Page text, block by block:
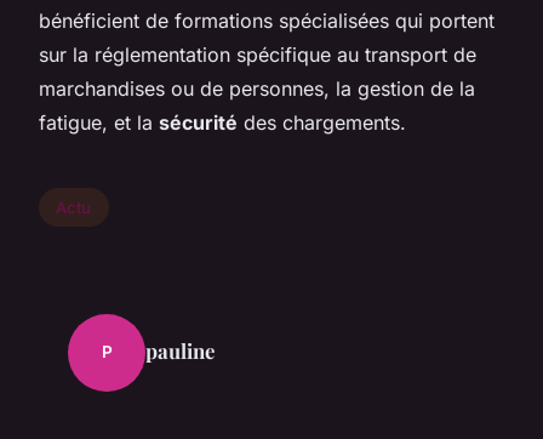
bénéficient de formations spécialisées qui portent
sur la réglementation spécifique au transport de
marchandises ou de personnes, la gestion de la
fatigue, et la sécurité des chargements.
Actu
P pauline